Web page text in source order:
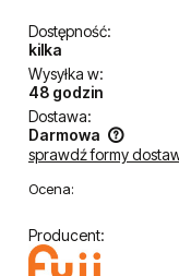
Dostępność:
kilka
Wysyłka w:
48 godzin
Dostawa:
Darmowa
Cena nie
sprawdź formy
Ocena:
Producent: